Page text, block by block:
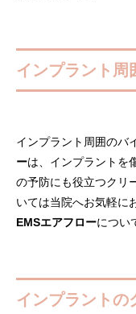
インプラント周
インプラント周囲のバ
ーは、インプラントを
の予防にも役立つクリ
いては当院へお気軽に
EMSエアフローについ
インプラントの